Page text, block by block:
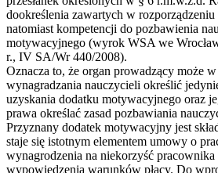
dookreślenia zawartych w rozporządzeniu
natomiast kompetencji do pozbawienia
motywacyjnego (wyrok WSA we
r., IV SA/Wr 440/2008).
Oznacza to, że organ prowadzący może
wynagradzania nauczycieli określić
uzyskania dodatku motywacyjnego oraz
prawa określać zasad pozbawiania
Przyznany dodatek motywacyjny jest
staje się istotnym elementem umowy o
wynagrodzenia na niekorzyść pracownika
wypowiedzenia warunków płacy. Do